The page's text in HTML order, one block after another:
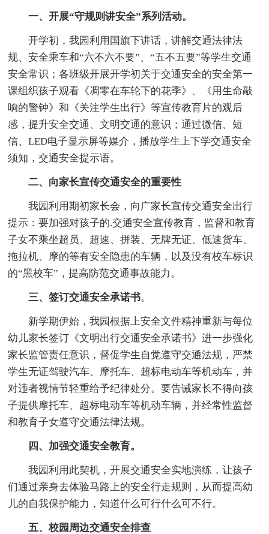
一、开展“守规则讲安全”系列活动。
开学初，我园利用国旗下讲话，讲解交通法律法
规、安全乘车和“六不六不要”、“五不五要”等学生交通
安全常识；各班级开展开学初关于交通安全的安全第一
课组织孩子观看《凋零在车轮下的花季》、《用生命敲
响的警钟》和《关注学生出行》等宣传教育片的观后
感，提升安全交通、文明交通的意识；通过微信、短
信、LED电子显示屏等媒介，播放学生上下学交通安全
须知，交通安全提示语。
二、向家长宣传交通安全的重要性
我园利用期初家长会，向广家长宣传交通安全出行
提示：要加强对孩子的.交通安全宣传教育，监督和教育
子女不乘坐超员、超速、拼装、无牌无证、低速货车、
拖拉机、摩的等有安全隐患的车辆，以及没有校车标识
的“黑校车”，提高防范交通事故能力。
三、签订交通安全承诺书。
新学期伊始，我园根据上安全文件精神重新与每位
幼儿家长签订《文明出行交通安全承诺书》进一步强化
家长监管责任意识，督促学生自觉遵守交通法规，严禁
学生无证驾驶汽车、摩托车、超标电动车等机动车，并
对违者视情节轻重给予纪律处分。要告诫家长不得向孩
子提供摩托车、超标电动车等机动车辆，并经常性监督
和教育子女遵守交通法律法规。
四、加强交通安全教育。
我园利用此契机，开展交通安全实地演练，让孩子
们通过亲身去体验马路上的安全行走规则，从而提高幼
儿的自我保护能力，知道什么可行什么可不行。
五、校园周边交通安全排查